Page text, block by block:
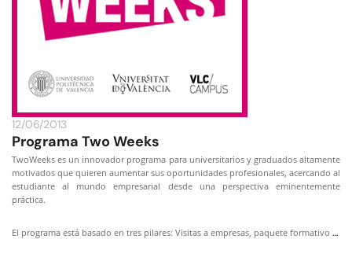
12/06/2013
Programa Two Weeks
TwoWeeks es un innovador programa para universitarios y graduados altamente
motivados que quieren aumentar sus oportunidades profesionales, acercando al
estudiante al mundo empresarial desde una perspectiva eminentemente
práctica.
El programa está basado en tres pilares: Visitas a empresas, paquete formativo …